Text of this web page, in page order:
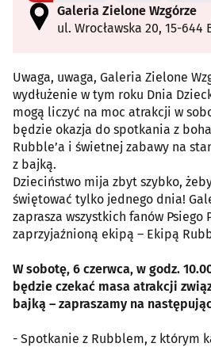
Galeria Zielone Wzgórze
ul. Wrocławska 20, 15-644
Uwaga, uwaga, Galeria Zielone
wydłużenie w tym roku Dnia
mogą liczyć na moc atrakcji w
będzie okazja do spotkania z
Rubble’a i świetnej zabawy na
z bajką.
Dzieciństwo mija zbyt szybko,
świętować tylko jednego dnia!
zaprasza wszystkich fanów
zaprzyjaźnioną ekipą – Ekipą
W sobotę, 6 czerwca, w godz.
będzie czekać masa atrakcji
bajką – zapraszamy na
- Spotkanie z Rubblem, z którym